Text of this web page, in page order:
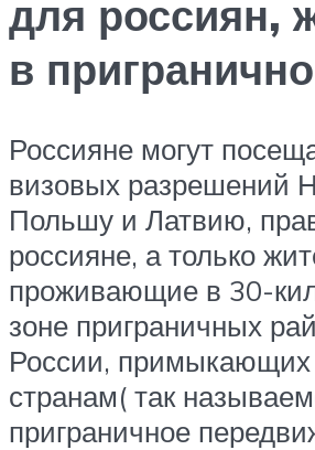
для россиян,
в
Россияне могут
визовых разрешений
Польшу и Латвию,
россияне, а только
проживающие в 30-
зоне приграничных
России, примыкающих
странам( так
приграничное